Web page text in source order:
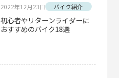
2022年12月23日 バイク紹介
初心者やリターンライダーに
おすすめのバイク18選